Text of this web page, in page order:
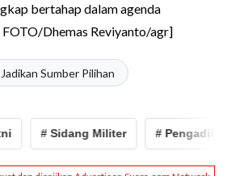
bertahap dalam agenda
Dhemas Reviyanto/agr]
Jadikan Sumber Pilihan
# Sidang Militer # Pengadilan